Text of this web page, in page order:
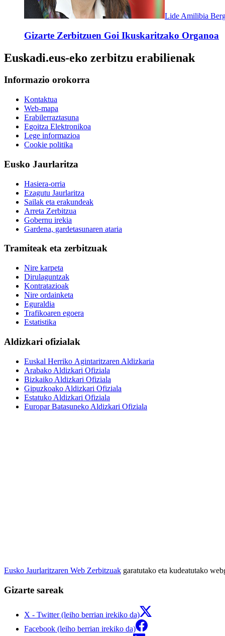
Lide Amilibia
Gizarte Zerbitzuen Goi Ikuskaritzako Organoa
Euskadi.eus-eko zerbitzu erabilienak
Informazio orokorra
Kontaktua
Web-mapa
Erabilerraztasuna
Egoitza Elektronikoa
Lege informazioa
Cookie politika
Eusko Jaurlaritza
Hasiera-orria
Ezagutu Jaurlaritza
Sailak eta erakundeak
Arreta Zerbitzua
Gobernu irekia
Gardena, gardetasunaren ataria
Tramiteak eta zerbitzuak
Nire karpeta
Dirulaguntzak
Kontratazioak
Nire ordainketa
Eguraldia
Trafikoaren egoera
Estatistika
Aldizkari ofizialak
Euskal Herriko Agintaritzaren Aldizkaria
Arabako Aldizkari Ofiziala
Bizkaiko Aldizkari Ofiziala
Gipuzkoako Aldizkari Ofiziala
Estatuko Aldizkari Ofiziala
Europar Batasuneko Aldizkari Ofiziala
Eusko Jaurlaritzaren Web Zerbitzuak garatutako eta kudeatutako
Gizarte sareak
X - Twitter (leiho berrian irekiko da)
Facebook (leiho berrian irekiko da)